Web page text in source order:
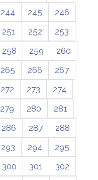
244 245
246
251 252
253
258 259
260
265 266
267
272 273
274
279 280
281
286 287
288
293 294
295
300 301
302